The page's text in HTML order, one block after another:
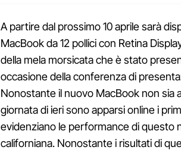
A partire dal prossimo 10 aprile sarà
MacBook da 12 pollici con Retina
della mela morsicata che è stato
occasione della conferenza di
Nonostante il nuovo MacBook non sia
giornata di ieri sono apparsi online i
evidenziano le performance di questo
californiana. Nonostante i risultati di